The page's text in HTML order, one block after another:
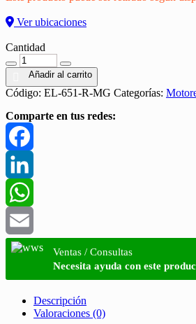
Ver ubicaciones
Cantidad
Añadir al carrito
Código: EL-651-R-MG Categorías:
Comparte en tus redes:
Facebook
LinkedIn
WhatsApp
Email
Ventas / Consultas
Necesita ayuda con este
Descripción
Valoraciones (0)